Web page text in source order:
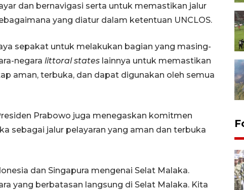
dan bernavigasi serta untuk memastikan jalur
yang diatur dalam ketentuan UNCLOS.
sepakat untuk melakukan bagian yang masing-
negara littoral states lainnya untuk memastikan
aman, terbuka, dan dapat digunakan oleh semua
Prabowo juga menegaskan komitmen
sebagai jalur pelayaran yang aman dan terbuka
dan Singapura mengenai Selat Malaka.
yang berbatasan langsung di Selat Malaka. Kita